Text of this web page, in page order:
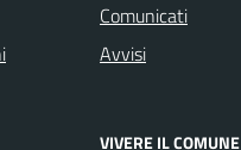
Comunicati
Avvisi
VIVERE IL COMUNE